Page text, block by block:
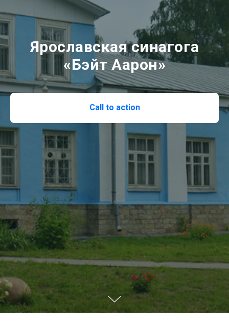
Ярославская синагога
«Бэйт Аарон»
Call to action